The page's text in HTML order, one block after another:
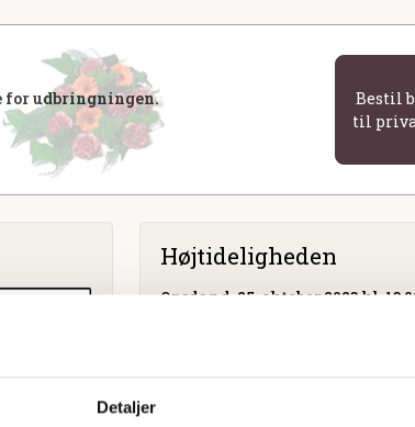
Detaljer
for udbringningen.
Bestil
til
Højtideligheden
Onsdagd. 25. oktober 2023 kl.